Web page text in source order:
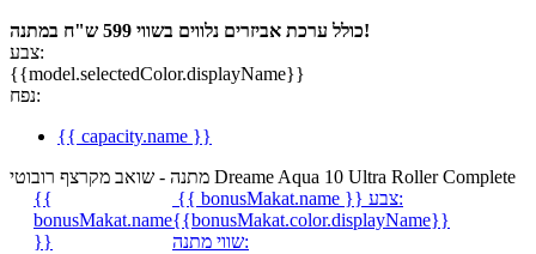
כולל ערכת אביזרים נלווים בשווי 599 ש"ח במתנה!
צבע:
{{model.selectedColor.displayName}}
נפח:
{{ capacity.name }}
מתנה - שואב מקרצף רובוטי Dreame Aqua 10 Ultra Roller Complete
{{
bonusMakat.name
}}
{{ bonusMakat.name }}
צבע:
{{bonusMakat.color.displayName}}
שווי מתנה: